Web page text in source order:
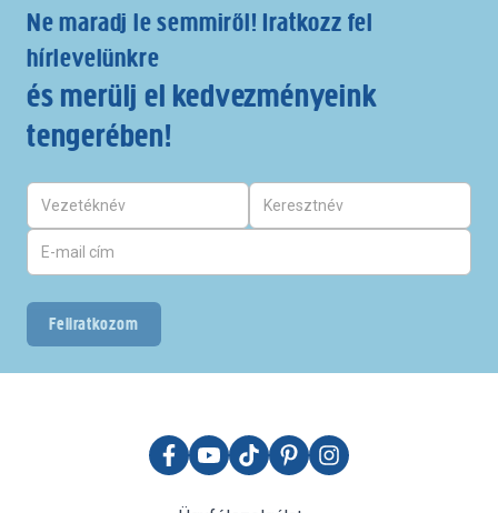
Ne maradj le semmiről! Iratkozz fel
hírlevelünkre
és merülj el kedvezményeink
tengerében!
Feliratkozom